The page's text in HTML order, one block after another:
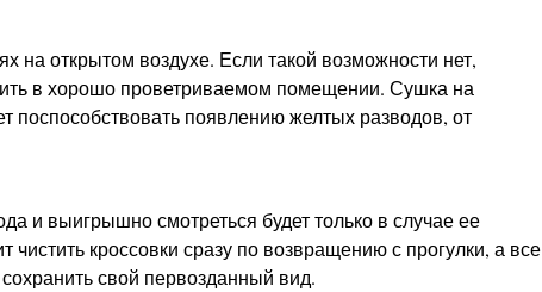
на открытом воздухе. Если такой возможности нет,
в хорошо проветриваемом помещении. Сушка на
появлению желтых разводов, от
и выигрышно смотреться будет только в случае ее
чистить кроссовки сразу по возвращению с прогулки, а все
свой первозданный вид.